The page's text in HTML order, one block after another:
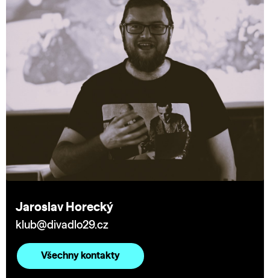
Jaroslav Horecký
klub@divadlo29.cz
Všechny kontakty